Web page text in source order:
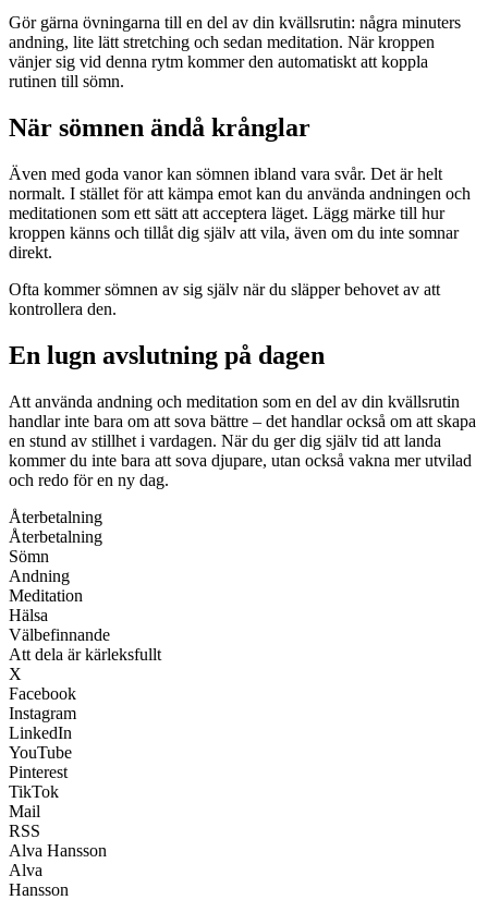
Gör gärna övningarna till en del av din kvällsrutin: några minuters
andning, lite lätt stretching och sedan meditation. När kroppen
vänjer sig vid denna rytm kommer den automatiskt att koppla
rutinen till sömn.
När sömnen ändå krånglar
Även med goda vanor kan sömnen ibland vara svår. Det är helt
normalt. I stället för att kämpa emot kan du använda andningen och
meditationen som ett sätt att acceptera läget. Lägg märke till hur
kroppen känns och tillåt dig själv att vila, även om du inte somnar
direkt.
Ofta kommer sömnen av sig själv när du släpper behovet av att
kontrollera den.
En lugn avslutning på dagen
Att använda andning och meditation som en del av din kvällsrutin
handlar inte bara om att sova bättre – det handlar också om att skapa
en stund av stillhet i vardagen. När du ger dig själv tid att landa
kommer du inte bara att sova djupare, utan också vakna mer utvilad
och redo för en ny dag.
Återbetalning
Återbetalning
Sömn
Andning
Meditation
Hälsa
Välbefinnande
Att dela är kärleksfullt
X
Facebook
Instagram
LinkedIn
YouTube
Pinterest
TikTok
Mail
RSS
Alva Hansson
Alva
Hansson